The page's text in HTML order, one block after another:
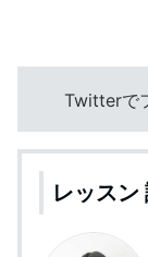
Twitterで
レッスン